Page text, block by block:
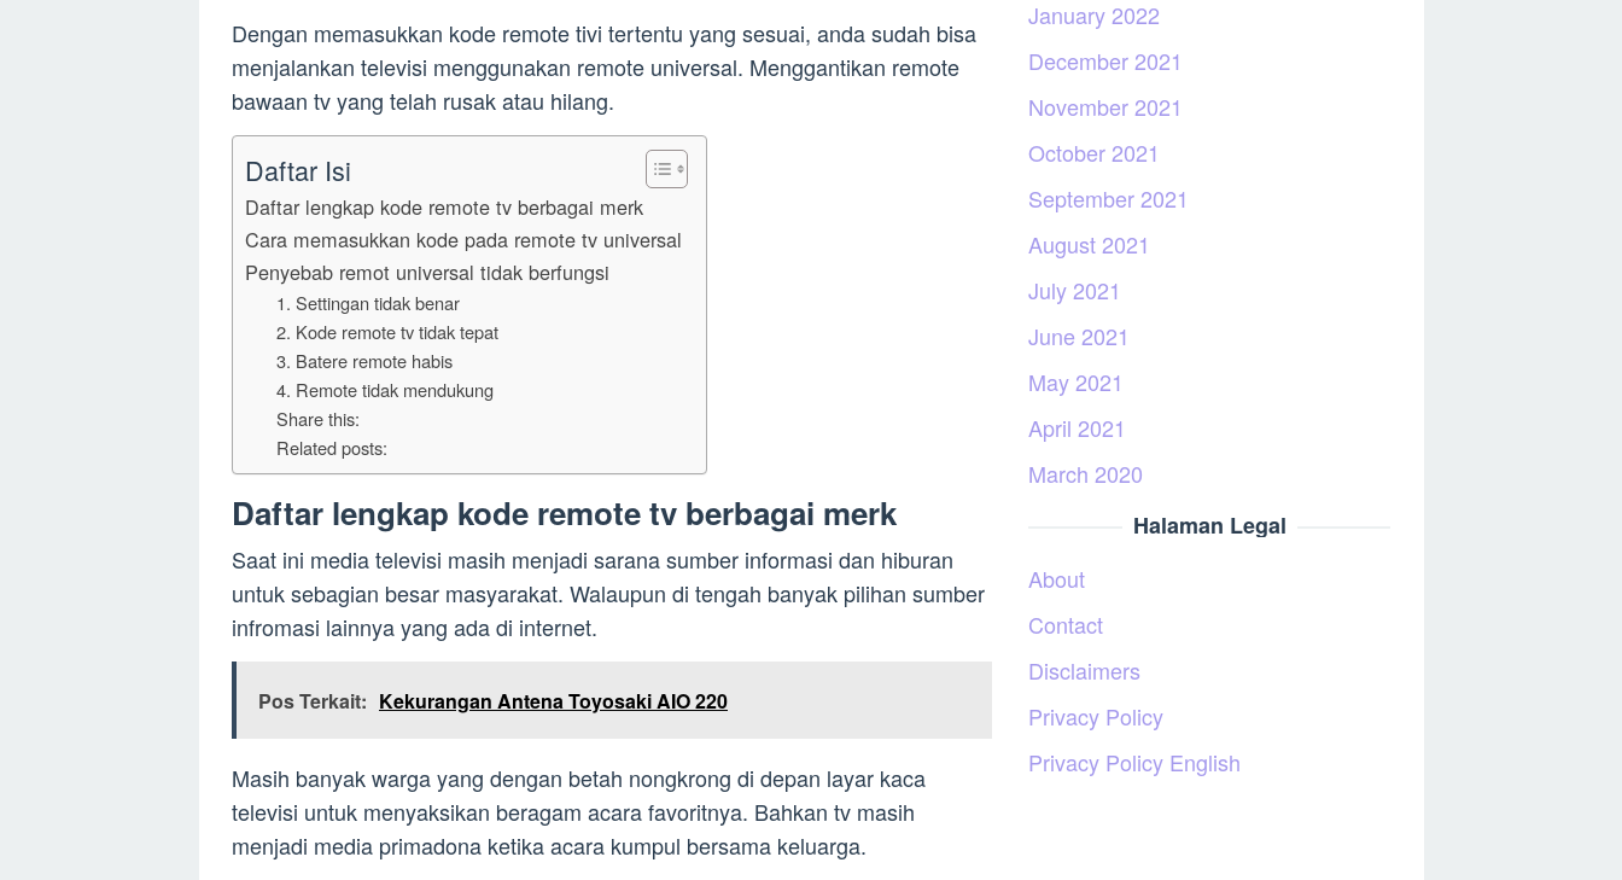
Dengan memasukkan kode remote tivi tertentu yang sesuai, anda sudah bisa
menjalankan televisi menggunakan remote universal. Menggantikan remote
bawaan tv yang telah rusak atau hilang.
Daftar Isi
Daftar lengkap kode remote tv berbagai merk
Cara memasukkan kode pada remote tv universal
Penyebab remot universal tidak berfungsi
1. Settingan tidak benar
2. Kode remote tv tidak tepat
3. Batere remote habis
4. Remote tidak mendukung
Share this:
Related posts:
Daftar lengkap kode remote tv berbagai merk
Saat ini media televisi masih menjadi sarana sumber informasi dan hiburan
untuk sebagian besar masyarakat. Walaupun di tengah banyak pilihan sumber
infromasi lainnya yang ada di internet.
Pos Terkait: Kekurangan Antena Toyosaki AIO 220
Masih banyak warga yang dengan betah nongkrong di depan layar kaca
televisi untuk menyaksikan beragam acara favoritnya. Bahkan tv masih
menjadi media primadona ketika acara kumpul bersama keluarga.
January 2022
December 2021
November 2021
October 2021
September 2021
August 2021
July 2021
June 2021
May 2021
April 2021
March 2020
Halaman Legal
About
Contact
Disclaimers
Privacy Policy
Privacy Policy English